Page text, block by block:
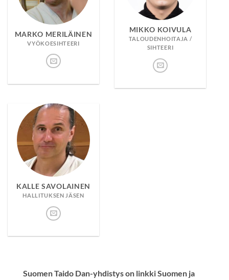
MARKO MERILÄINEN
VYÖKOESIHTEERI
MIKKO KOIVULA
TALOUDENHOITAJA /
SIHTEERI
KALLE SAVOLAINEN
HALLITUKSEN JÄSEN
Suomen Taido Dan-yhdistys on linkki Suomen ja